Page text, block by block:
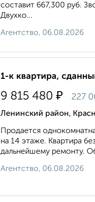
составит 667,300 руб.
Двухко...
Агентство, 06.08.2026
1-к квартира,
9 815 480 ₽ 227
Ленинский район,
Продается
на 14 этаже. Квартира
дальнейшему ремонту.
Агентство, 06.08.2026